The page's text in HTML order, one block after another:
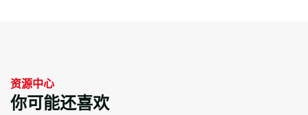
资源中心
你可能还喜欢